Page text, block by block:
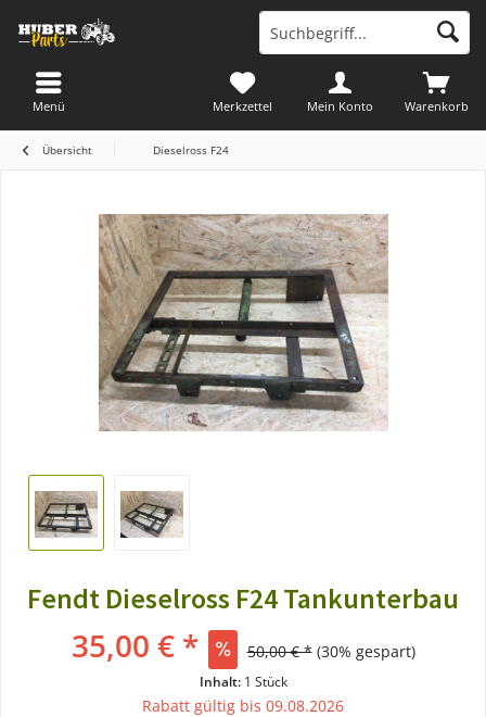
Warenkorb
Merkzettel Mein Konto
Menü
Übersicht Dieselross F24
Fendt Dieselross F24 Tankunterbau
35,00 € * 50,00 € * (30% gespart)
Inhalt: 1 Stück
Rabatt gültig bis 09.08.2026